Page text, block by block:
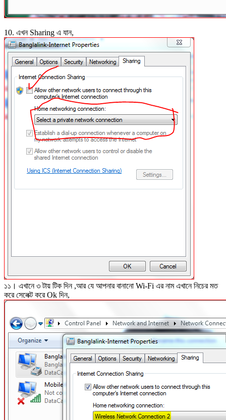
10. এখন Sharing এ যান,
১১। এখানে ৩ টায় টিক দিন ,আর যে আপনার বানানো Wi-Fi এর নাম এখানে নিচের মত
করে সেলেক্ট করে Ok দিন,